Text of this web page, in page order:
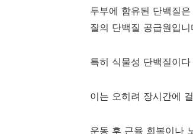
두부에 함유된 단백질
질의 단백질 공급원입니
특히 식물성 단백질이
이는 오히려 장시간에
운동 후 근육 회복이나